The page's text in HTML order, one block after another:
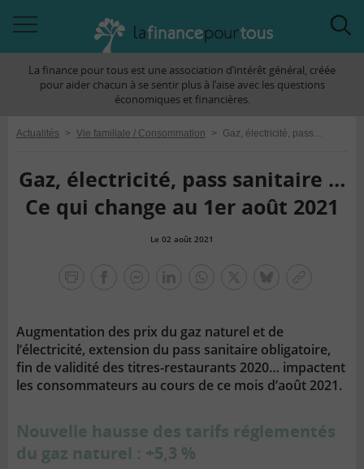
àLa finance pour tous est une association d’intérêt général, créée
pour aider chacun à se sentir plus à l’aise avec les questions
économiques et financières.
Actualités > Vie familiale / Consommation > Gaz, électricité, pass sanitaire … Ce qui change au 1er août 2021
Gaz, électricité, pass sanitaire …
Ce qui change au 1er août 2021
Le 02 août 2021
Augmentation des prix du gaz naturel et de
l’électricité, extension du pass sanitaire obligatoire,
fin de validité des titres-restaurants 2020… impactent
les consommateurs au cours de ce mois d’août 2021.
Nouvelle hausse des tarifs réglementés
du gaz naturel : +5,3 %